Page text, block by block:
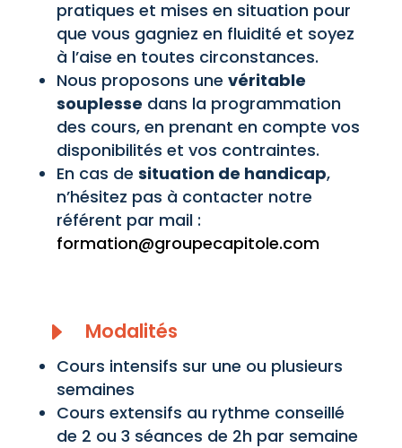
pratiques et mises en situation pour
que vous gagniez en fluidité et soyez
à l’aise en toutes circonstances.
Nous proposons une véritable
souplesse dans la programmation
des cours, en prenant en compte vos
disponibilités et vos contraintes.
En cas de situation de handicap,
n’hésitez pas à contacter notre
référent par mail :
formation@groupecapitole.com
E Modalités
Cours intensifs sur une ou plusieurs
semaines
Cours extensifs au rythme conseillé
de 2 ou 3 séances de 2h par semaine